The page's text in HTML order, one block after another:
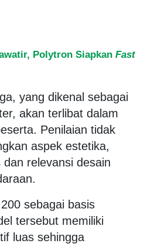
Polytron Siapkan Fast
yang dikenal sebagai
akan terlibat dalam
Penilaian tidak
aspek estetika,
relevansi desain
sebagai basis
tersebut memiliki
luas sehingga